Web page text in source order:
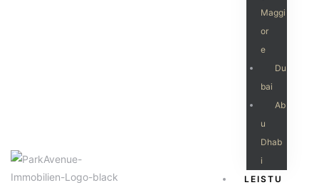
Maggi
Or
E
Du
Bai
Ab
U
Dhab
I
LEISTU